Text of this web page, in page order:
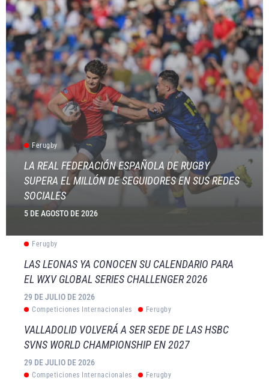
Ferugby
LA REAL FEDERACIÓN ESPAÑOLA DE RUGBY
SUPERA EL MILLÓN DE SEGUIDORES EN SUS REDES
SOCIALES
5 DE AGOSTO DE 2026
Ferugby
LAS LEONAS YA CONOCEN SU CALENDARIO PARA
EL WXV GLOBAL SERIES CHALLENGER 2026
29 DE JULIO DE 2026
Competiciones Internacionales Ferugby
VALLADOLID VOLVERÁ A SER SEDE DE LAS HSBC
SVNS WORLD CHAMPIONSHIP EN 2027
29 DE JULIO DE 2026
Competiciones Internacionales Ferugby